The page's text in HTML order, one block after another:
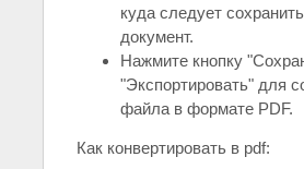
куда следует
документ.
Нажмите кнопку
"Экспортировать" для
файла в формате PDF.
Как конвертировать в pdf: